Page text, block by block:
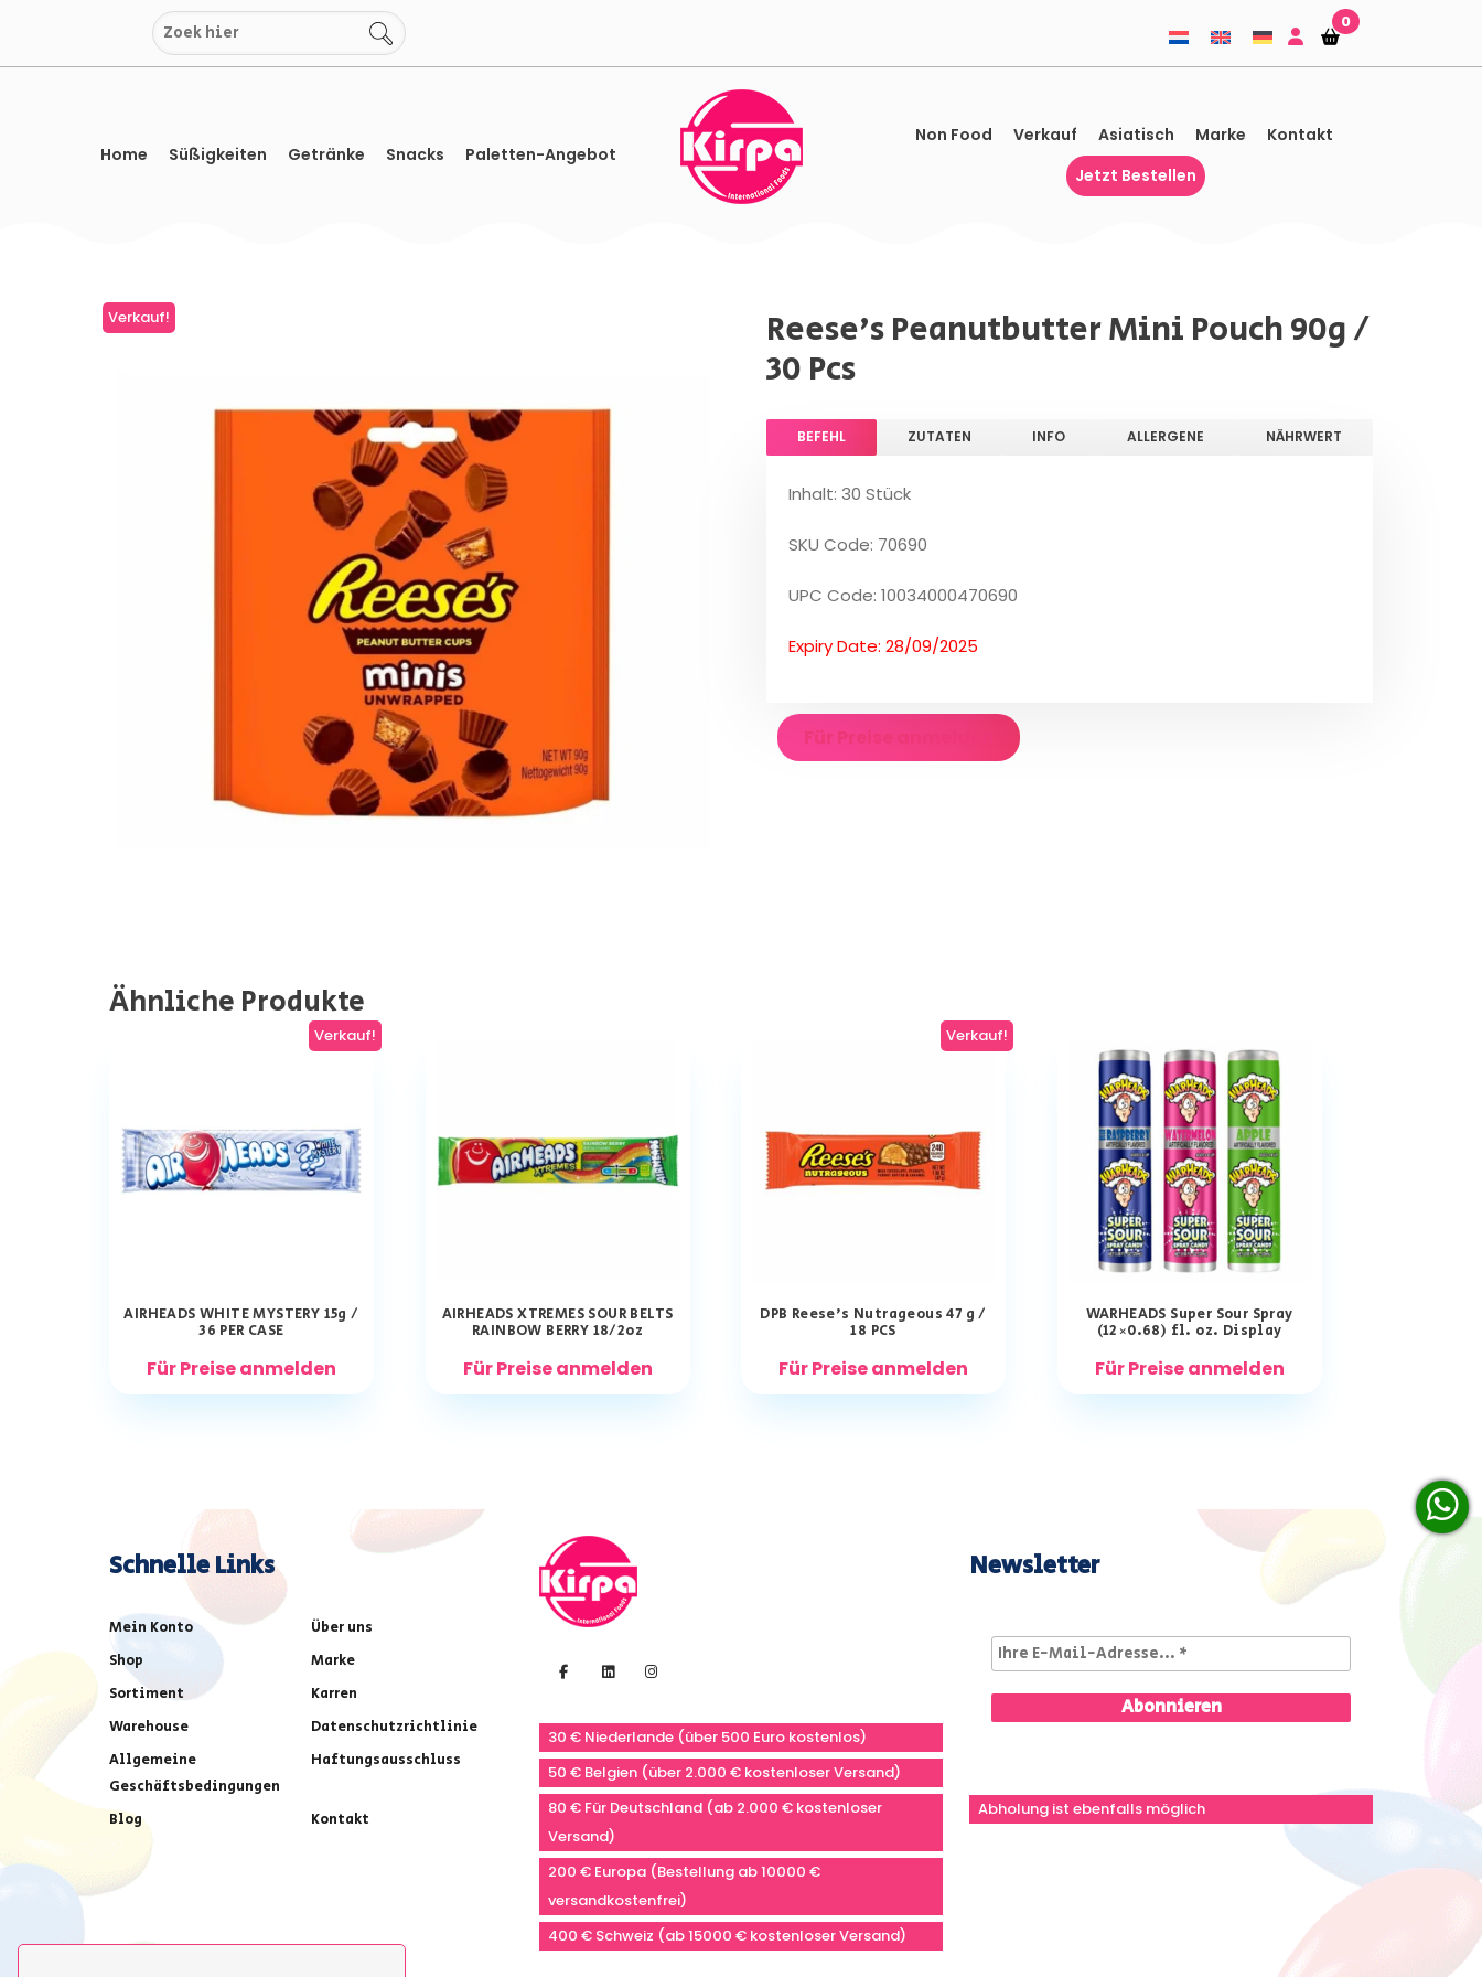
springen
Einkaufskorb
Einkaufskorb
0
Home Süßigkeiten Getränke Snacks Paletten-Angebot
Non Food Verkauf Asiatisch Marke
Kontakt
Jetzt Bestellen
Verkauf!
Reese's Peanutbutter Mini Pouch 90g /
30 Pcs
BEFEHL ZUTATEN INFO ALLERGENE NÄHRWERT
Inhalt: 30 Stück
SKU Code: 70690
UPC Code: 10034000470690
Expiry Date: 28/09/2025
Für Preise anmelden
Ähnliche Produkte
Verkauf!
AIRHEADS WHITE MYSTERY 15g /
36 PER CASE
Für Preise anmelden
AIRHEADS XTREMES SOUR BELTS
RAINBOW BERRY 18/2oz
Für Preise anmelden
Verkauf!
DPB Reese’s Nutrageous 47 g /
18 PCS
Für Preise anmelden
WARHEADS Super Sour Spray
(12×0.68) fl. oz. Display
Für Preise anmelden
Schnelle Links
Mein Konto
Über uns
Shop
Marke
Sortiment
Karren
Warehouse
Datenschutzrichtlinie
Allgemeine
Geschäftsbedingungen
Haftungsausschluss
Blog Kontakt
30 € Niederlande (über 500 Euro kostenlos)
50 € Belgien (über 2.000 € kostenloser Versand)
80 € Für Deutschland (ab 2.000 € kostenloser
Versand)
200 € Europa (Bestellung ab 10000 €
versandkostenfrei)
400 € Schweiz (ab 15000 € kostenloser Versand)
Newsletter
Abholung ist ebenfalls möglich